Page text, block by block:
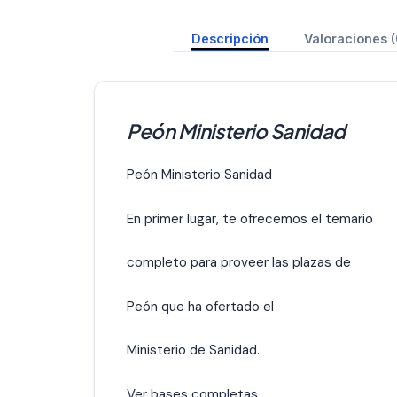
Descripción Valoraciones
Peón Ministerio Sanidad
Peón Ministerio Sanidad
En primer lugar, te ofrecemos el temario
completo para proveer las plazas de
Peón que ha ofertado el
Ministerio de Sanidad.